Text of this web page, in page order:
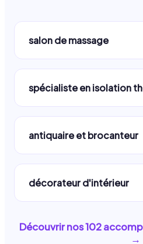
salon de massage
spécialiste en isolation
antiquaire et brocanteur
décorateur d'intérieur
Découvrir nos102
→